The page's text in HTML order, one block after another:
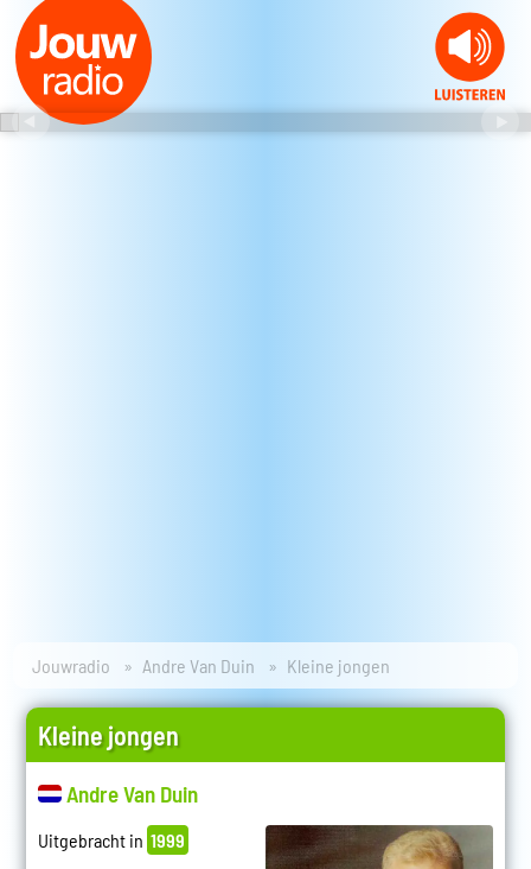
Jouwradio Andre Van Duin Kleine jongen
Kleine jongen
Andre Van Duin
Uitgebracht in 1999